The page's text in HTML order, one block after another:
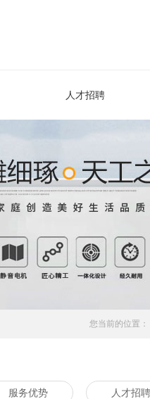
人才招聘
您当前的位置：
服务优势 人才招聘